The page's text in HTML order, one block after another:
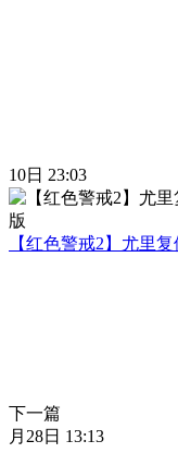
10日 23:03
【红色警戒2】尤里
下一篇
月28日 13:13